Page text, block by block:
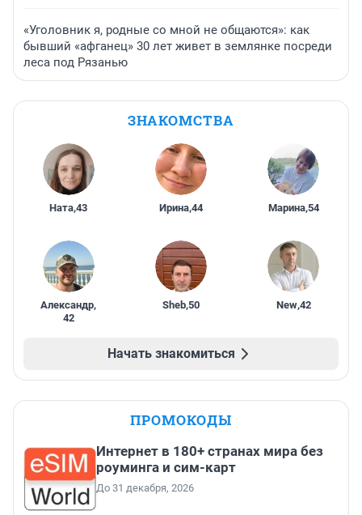
«Уголовник я, родные со мной не общаются»: как
бывший «афганец» 30 лет живет в землянке посреди
леса под Рязанью
ЗНАКОМСТВА
Ната,43 Ирина,44 Марина,54
Александр,
42
Sheb,50 New,42
Начать знакомиться
ПРОМОКОДЫ
Интернет в 180+ странах мира без
роуминга и сим-карт
До 31 декабря, 2026